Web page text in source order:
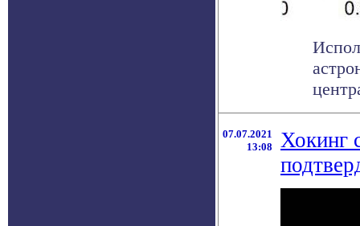
07.07.2021
13:08
Хокинг